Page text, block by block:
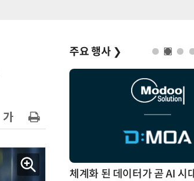
주요 행사 ❯
AI 시대의 옵저버빌리티: GPU·LLM 모니터링부터 AI 기반 장애 대응까지